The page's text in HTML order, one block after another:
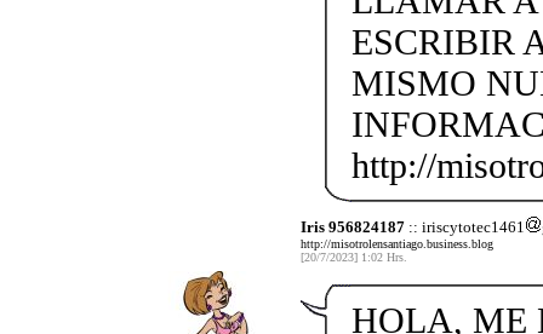
ESCRIBIR
MISMO
http://
Iris 956824187:: iriscytotec1461
http://misotrolensantiago.business.blog
[20/7/2023] 1:02 Hrs.
HOLA, ME